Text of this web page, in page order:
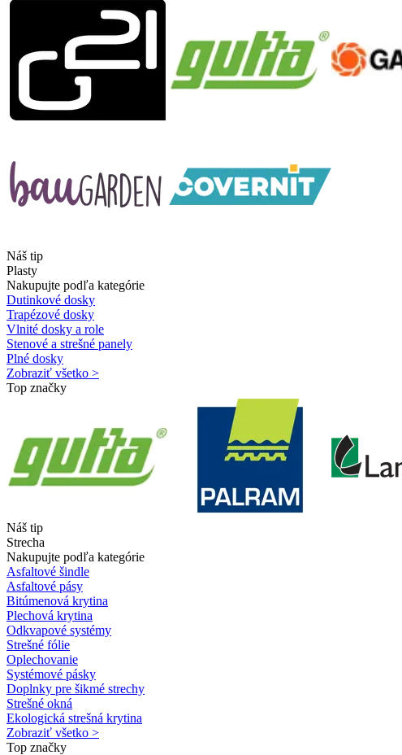
Náš tip
Plasty
Nakupujte podľa kategórie
Dutinkové dosky
Trapézové dosky
Vlnité dosky a role
Stenové a strešné panely
Plné dosky
Zobraziť všetko >
Top značky
Náš tip
Strecha
Nakupujte podľa kategórie
Asfaltové šindle
Asfaltové pásy
Bitúmenová krytina
Plechová krytina
Odkvapové systémy
Strešné fólie
Oplechovanie
Systémové pásky
Doplnky pre šikmé strechy
Strešné okná
Ekologická strešná krytina
Zobraziť všetko >
Top značky